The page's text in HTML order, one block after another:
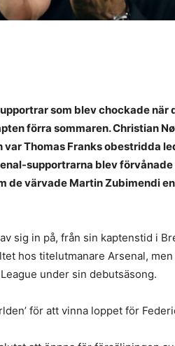
som blev chockade när
förra sommaren. Christian
Thomas Franks obestridda
supportrarna blev förvånade
de värvade Martin Zubimendi
sig in på, från sin kaptenstid i
hos titelutmanare Arsenal,
under sin debutsäsong.
för att vinna loppet för